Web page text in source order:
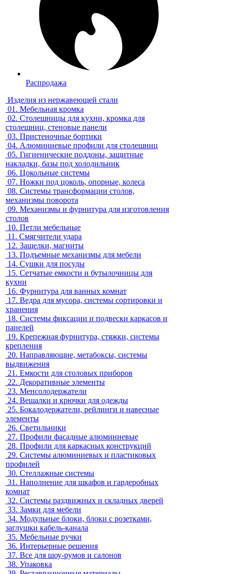
Распродажа
Изделия из нержавеющей стали
01. Мебельная кромка
02. Столешницы для кухни, кромка для
столешниц, стеновые панели
03. Пристеночные бортики
04. Алюминиевые профили для столешниц
05. Гигиенические поддоны, защитные
накладки, базы под холодильник
06. Цокольные системы
07. Ножки под цоколь, опорные, колеса
08. Системы трансформации столов,
механизмы поворота
09. Механизмы и фурнитура для изготовления
столов
10. Петли мебельные
11. Смягчители удара
12. Защелки, магниты
13. Подъемные механизмы для мебели
14. Сушки для посуды
15. Сетчатые емкости и бутылочницы для
кухни
16. Фурнитура для ванных комнат
17. Ведра для мусора, системы сортировки и
хранения
18. Системы фиксации и подвески каркасов и
панелей
19. Крепежная фурнитура, стяжки, системы
крепления
20. Направляющие, метабоксы, системы
выдвижения
21. Емкости для столовых приборов
22. Декоративные элементы
23. Менсолодержатели
24. Вешалки и крючки для одежды
25. Бокалодержатели, рейлинги и навесные
элементы
26. Светильники
27. Профили фасадные алюминиевые
28. Профили для каркасных конструкций
29. Системы алюминиевых и пластиковых
профилей
30. Стеллажные системы
31. Наполнение для шкафов и гардеробных
комнат
32. Системы раздвижных и складных дверей
33. Замки для мебели
34. Модульные блоки, блоки с розетками,
заглушки кабель-канала
35. Мебельные ручки
36. Интерьерные решения
37. Все для шоу-румов и салонов
38. Упаковка